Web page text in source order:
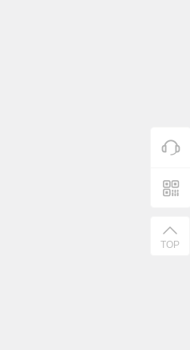
TOP